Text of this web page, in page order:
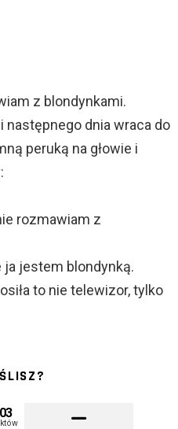
z blondynkami.
następnego dnia wraca do
peruką na głowie i
rozmawiam z
ja jestem blondynką.
to nie telewizor, tylko